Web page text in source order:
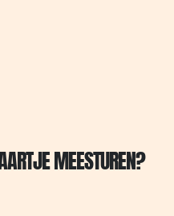
MEESTUREN?